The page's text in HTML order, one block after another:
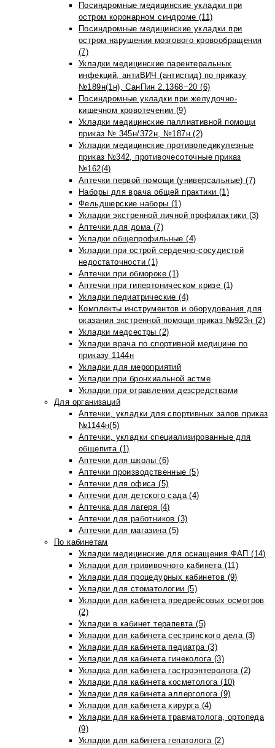
Посиндромные медицинские укладки при
остром коронарном синдроме (11)
Посиндромные медицинские укладки при
остром нарушении мозгового кровообращения
(7)
Укладки медицинские парентеральных
инфекций, антиВИЧ (антиспид) по приказу
№189н(1н), СанПин 2.1368−20 (6)
Посиндромные укладки при желудочно-
кишечном кровотечении (9)
Укладки медицинские паллиативной помощи
приказ № 345н/372н, №187н (2)
Укладки медицинские противопедикулезные
приказ №342, противочесоточные приказ
№162(4)
Аптечки первой помощи (универсальные) (7)
Наборы для врача общей практики (1)
Фельдшерские наборы (1)
Укладки экстренной личной профилактики (3)
Аптечки для дома (7)
Укладки общепрофильные (4)
Укладки при острой сердечно-сосудистой
недостаточности (1)
Аптечки при обмороке (1)
Аптечки при гипертоническом кризе (1)
Укладки педиатрические (4)
Комплекты инструментов и оборудования для
оказания экстренной помощи приказ №923н (2)
Укладки медсестры (2)
Укладки врача по спортивной медицине по
приказу 1144н
Укладки для мероприятий
Укладки при бронхиальной астме
Укладки при отравлении дезсредствами
Для организаций
Аптечки, укладки для спортивных залов приказ
№1144н(5)
Аптечки, укладки специализированные для
общепита (1)
Аптечки для школы (6)
Аптечки производственные (5)
Аптечки для офиса (5)
Аптечки для детского сада (4)
Аптечка для лагеря (4)
Аптечки для работников (3)
Аптечки для магазина (5)
По кабинетам
Укладки медицинские для оснащения ФАП (14)
Укладки для прививочного кабинета (11)
Укладки для процедурных кабинетов (9)
Укладки для стоматологии (5)
Укладки для кабинета предрейсовых осмотров
(2)
Укладки в кабинет терапевта (5)
Укладки для кабинета сестринского дела (3)
Укладки для кабинета педиатра (3)
Укладки для кабинета гинеколога (3)
Укладка для кабинета гастроэнтеролога (2)
Укладки для кабинета косметолога (10)
Укладки для кабинета аллерголога (9)
Укладки для кабинета хирурга (4)
Укладки для кабинета травматолога, ортопеда
(9)
Укладки для кабинета гепатолога (2)